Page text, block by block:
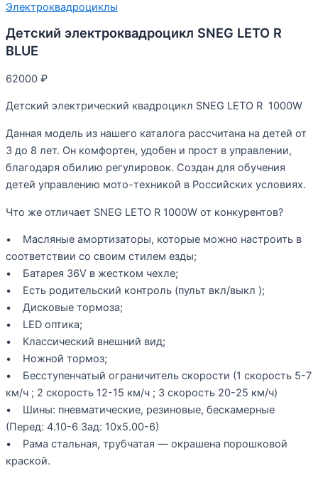
Электроквадроциклы
Детский электроквадроцикл SNEG LETO R
BLUE
62000 ₽
Детский электрический квадроцикл SNEG LETO R 1000W
Данная модель из нашего каталога рассчитана на детей от
3 до 8 лет. Он комфортен, удобен и прост в управлении,
благодаря обилию регулировок. Создан для обучения
детей управлению мото-техникой в Российских условиях.
Что же отличает SNEG LETO R 1000W от конкурентов?
• Масляные амортизаторы, которые можно настроить в
соответствии со своим стилем езды;
• Батарея 36V в жестком чехле;
• Есть родительский контроль (пульт вкл/выкл );
• Дисковые тормоза;
• LED оптика;
• Классический внешний вид;
• Ножной тормоз;
• Бесступенчатый ограничитель скорости (1 скорость 5-7
км/ч ; 2 скорость 12-15 км/ч ; 3 скорость 20-25 км/ч)
• Шины: пневматические, резиновые, бескамерные
(Перед: 4.10-6 Зад: 10х5.00-6)
• Рама стальная, трубчатая — окрашена порошковой
краской.